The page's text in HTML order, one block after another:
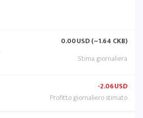
0.00USD (~1.64 CKB)
-2.06USD